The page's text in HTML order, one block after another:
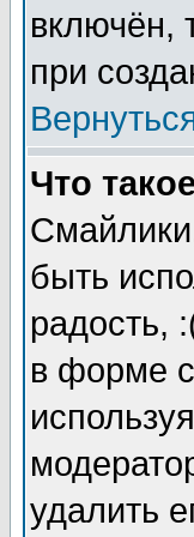
включён,
при
Что
быть
радость,
в форме
удалить